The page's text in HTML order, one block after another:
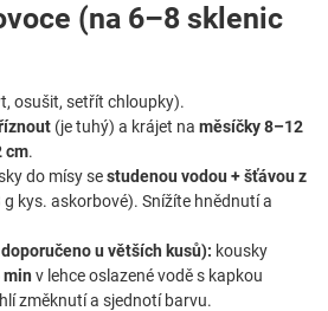
(na 6–8 sklenic
osušit, setřít chloupky).
(je tuhý) a krájet na měsíčky 8–12
cm.
do mísy sestudenou vodou + šťávou z
g kys. askorbové). Snížíte hnědnutí a
u větších kusů): kousky
v lehce oslazené vodě s kapkou
změknutí a sjednotí barvu.